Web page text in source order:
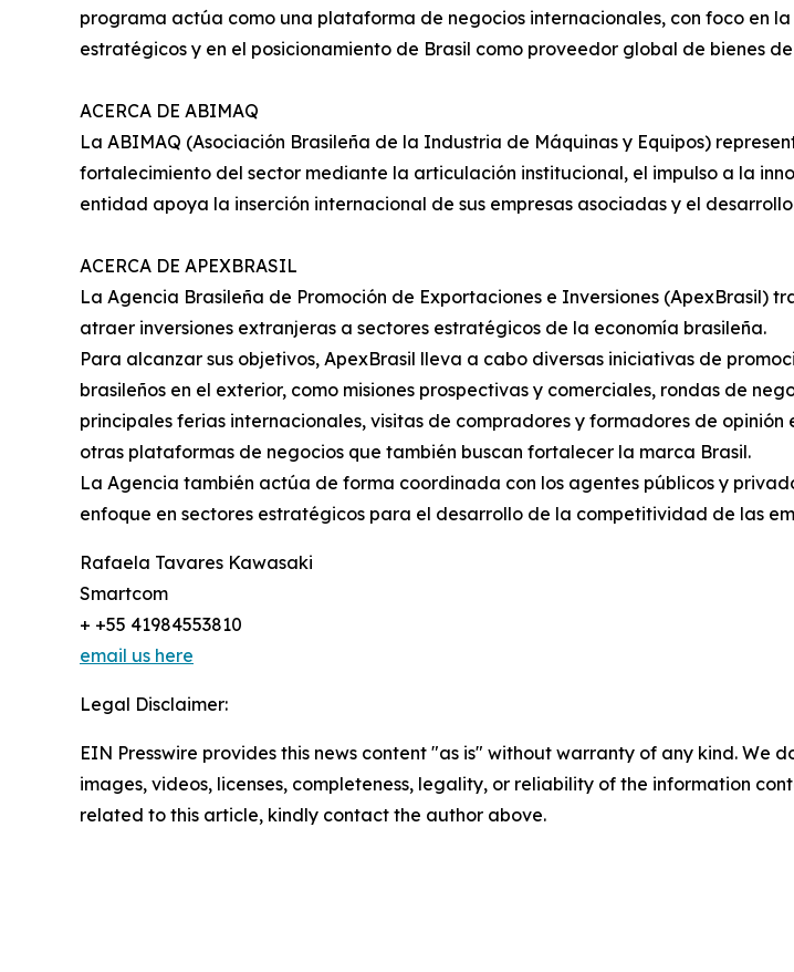
programa actúa como una plataforma de negocios internacionales, con foco en
estratégicos y en el posicionamiento de Brasil como proveedor global de bienes
ACERCA DE ABIMAQ
La ABIMAQ (Asociación Brasileña de la Industria de Máquinas y Equipos)
fortalecimiento del sector mediante la articulación institucional, el impulso a la
entidad apoya la inserción internacional de sus empresas asociadas y el
ACERCA DE APEXBRASIL
La Agencia Brasileña de Promoción de Exportaciones e Inversiones (ApexBrasil)
atraer inversiones extranjeras a sectores estratégicos de la economía brasileña.
Para alcanzar sus objetivos, ApexBrasil lleva a cabo diversas iniciativas de
brasileños en el exterior, como misiones prospectivas y comerciales, rondas de
principales ferias internacionales, visitas de compradores y formadores de
otras plataformas de negocios que también buscan fortalecer la marca Brasil.
La Agencia también actúa de forma coordinada con los agentes públicos y
enfoque en sectores estratégicos para el desarrollo de la competitividad de las
Rafaela Tavares Kawasaki
Smartcom
+ +55 41984553810
email us here
Legal Disclaimer:
EIN Presswire provides this news content "as is" without warranty of any kind.
images, videos, licenses, completeness, legality, or reliability of the information
related to this article, kindly contact the author above.